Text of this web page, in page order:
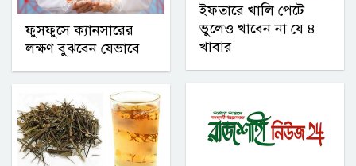
ফুসফুসে ক্যানসারের
লক্ষণ বুঝবেন যেভাবে
ইফতারে খালি পেটে
ভুলেও খাবেন না যে ৪
খাবার